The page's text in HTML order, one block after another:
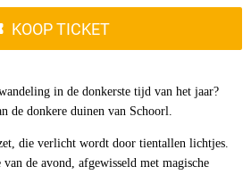
KOOP TICKET
in de donkerste tijd van het jaar?
de donkere duinen van Schoorl.
die verlicht wordt door tientallen lichtjes.
de avond, afgewisseld met magische